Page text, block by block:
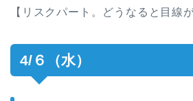
【リスクパート。どうなると目線
4/６（水）